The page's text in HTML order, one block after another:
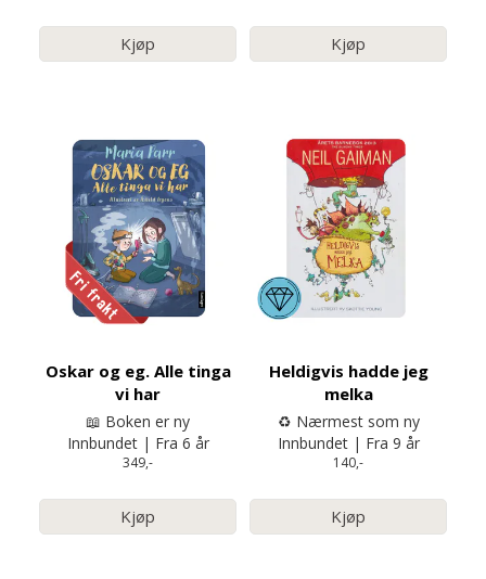
Kjøp Kjøp
Oskar og eg. Alle tinga
vi har
📖 Boken er ny
Innbundet | Fra 6 år
349,-
Kjøp
Heldigvis hadde jeg
melka
♻️ Nærmest som ny
Innbundet | Fra 9 år
140,-
Kjøp